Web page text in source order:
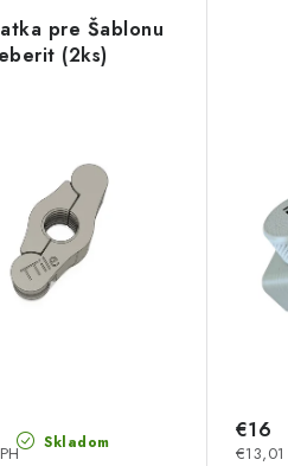
pre Šablonu
(2ks)
Skladom €16